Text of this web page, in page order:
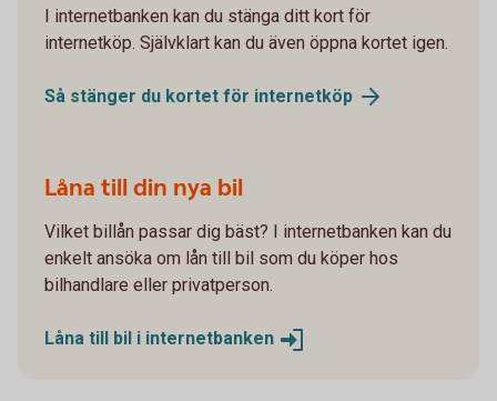
I internetbanken kan du stänga ditt kort för
internetköp. Självklart kan du även öppna kortet igen.
Så stänger du kortet för internetköp
Låna till din nya bil
Vilket billån passar dig bäst? I internetbanken kan du
enkelt ansöka om lån till bil som du köper hos
bilhandlare eller privatperson.
Låna till bil i internetbanken